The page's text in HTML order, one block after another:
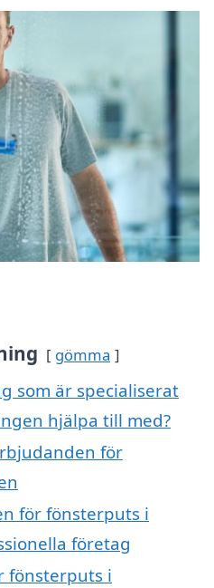
gömma
som är specialiserat
hjälpa till med?
för
för fönsterputs i
företag
fönsterputs i